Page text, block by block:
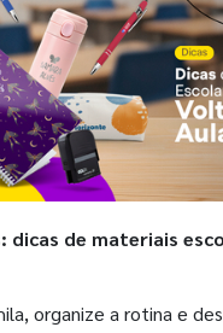
dicas de materiais
organize a rotina e